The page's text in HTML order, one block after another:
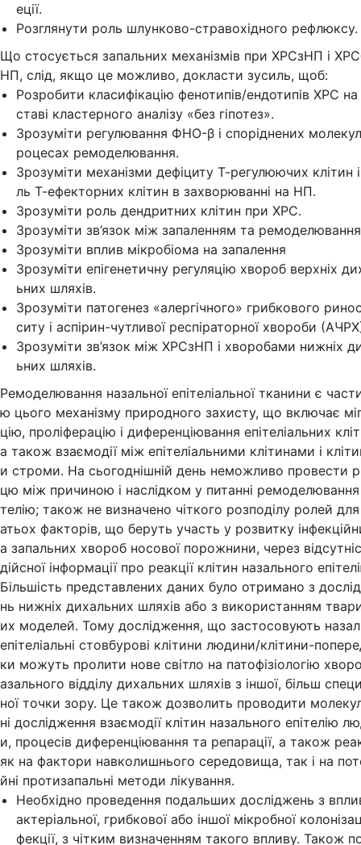
еції.
Розглянути роль шлунково-стравохідного рефлюксу.
Що стосується запальних механізмів при ХРСзНП і
НП, слід, якщо це можливо, докласти зусиль, щоб:
Розробити класифікацію фенотипів/ендотипів ХРС на
ставі кластерного аналізу «без гіпотез».
Зрозуміти регулювання ФНО-β і споріднених
роцесах ремоделювання.
Зрозуміти механізми дефіциту Т-регулюючих клітин
ль Т-ефекторних клітин в захворюванні на НП.
Зрозуміти роль дендритних клітин при ХРС.
Зрозуміти зв’язок між запаленням та
Зрозуміти вплив мікробіома на запалення
Зрозуміти епігенетичну регуляцію хвороб верхніх
ьних шляхів.
Зрозуміти патогенез «алергічного» грибкового
ситу і аспірин-чутливої респіраторної хвороби
Зрозуміти зв’язок між ХРСзНП і хворобами нижніх
ьних шляхів.
Ремоделювання назальної епітеліальної тканини є
ю цього механізму природного захисту, що включає
цію, проліферацію і диференціювання епітеліальних
а також взаємодії між епітеліальними клітинами і
и строми. На сьогоднішній день неможливо провести
цю між причиною і наслідком у питанні ремоделювання
телію; також не визначено чіткого розподілу ролей
атьох факторів, що беруть участь у розвитку
а запальних хвороб носової порожнини, через
дійсної інформації про реакції клітин назального
Більшість представлених даних було отримано з
нь нижніх дихальних шляхів або з використанням
их моделей. Тому дослідження, що застосовують
епітеліальні стовбурові клітини людини/клітини-
ки можуть пролити нове світло на патофізіологію
азального відділу дихальних шляхів з іншої, більш
ної точки зору. Це також дозволить проводити
ні дослідження взаємодії клітин назального епітелію
и, процесів диференціювання та репарації, а також
як на фактори навколишнього середовища, так і на
йні протизапальні методи лікування.
Необхідно проведення подальших досліджень з
актеріальної, грибкової або іншої мікробної
фекції, з чітким визначенням такого впливу. Також